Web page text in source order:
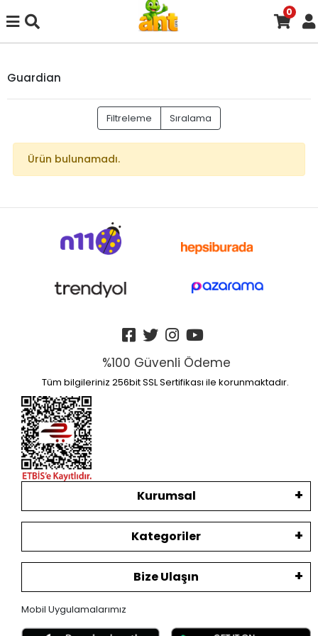
0
Guardian
Filtreleme Sıralama
Ürün bulunamadı.
%100 Güvenli Ödeme
Tüm bilgileriniz 256bit SSL Sertifikası ile korunmaktadır.
Kurumsal
Kategoriler
Bize Ulaşın
Mobil Uygulamalarımız